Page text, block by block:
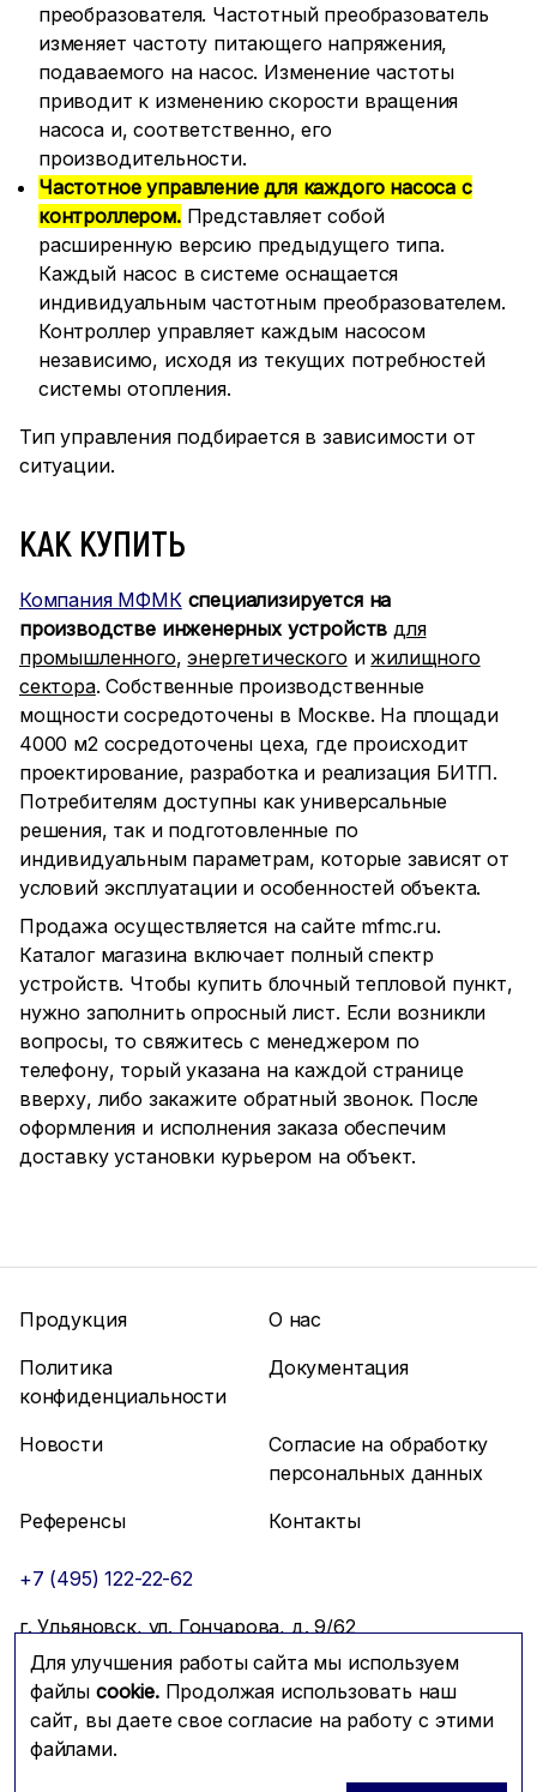
преобразователя. Частотный преобразователь
изменяет частоту питающего напряжения,
подаваемого на насос. Изменение частоты
приводит к изменению скорости вращения
насоса и, соответственно, его
производительности.
Частотное управление для каждого насоса с
контроллером.Представляет собой
расширенную версию предыдущего типа.
Каждый насос в системе оснащается
индивидуальным частотным преобразователем.
Контроллер управляет каждым насосом
независимо, исходя из текущих потребностей
системы отопления.
Тип управления подбирается в зависимости от
ситуации.
КАК КУПИТЬ
Компания МФМК специализируется на
производстве инженерных устройств для
промышленного,энергетического ижилищного
сектора. Собственные производственные
мощности сосредоточены в Москве. На площади
4000 м2 сосредоточены цеха, где происходит
проектирование, разработка и реализация БИТП.
Потребителям доступны как универсальные
решения, так и подготовленные по
индивидуальным параметрам, которые зависят от
условий эксплуатации и особенностей объекта.
Продажа осуществляется на сайте mfmc.ru.
Каталог магазина включает полный спектр
устройств. Чтобы купить блочный тепловой пункт,
нужно заполнить опросный лист. Если возникли
вопросы, то свяжитесь с менеджером по
телефону, торый указана на каждой странице
вверху, либо закажите обратный звонок. После
оформления и исполнения заказа обеспечим
доставку установки курьером на объект.
Для улучшения работы сайта мы используем
файлы cookie.Продолжая использовать наш
сайт, вы даете свое согласие на работу с этими
файлами.
Продукция
О нас
Политика
конфиденциальности
Документация
Новости
Согласие на обработку
персональных данных
Референсы
Контакты
+7 (495) 122-22-62
г. Ульяновск, ул. Гончарова, д. 9/62
info@mfmc.ru
Связаться с нами